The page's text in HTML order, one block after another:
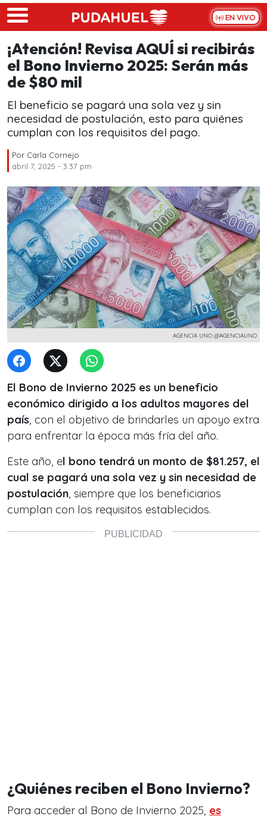
Skip to main content
EN VIVO
¡Atención! Revisa AQUÍ si recibirás
el Bono Invierno 2025: Serán más
de $80 mil
El beneficio se pagará una sola vez y sin
necesidad de postulación, esto para quiénes
cumplan con los requisitos del pago.
Por Carla Cornejo
abril 7, 2025 - 3:37 pm
AGENCIA UNO @AGENCIAUNO
El Bono de Invierno 2025 es un beneficio
económico dirigido a los adultos mayores del
país, con el objetivo de brindarles un apoyo extra
para enfrentar la época más fría del año.
Este año, el bono tendrá un monto de $81.257, el
cual se pagará una sola vez y sin necesidad de
postulación, siempre que los beneficiarios
cumplan con los requisitos establecidos.
¿Quiénes reciben el Bono Invierno?
Para acceder al Bono de Invierno 2025, es